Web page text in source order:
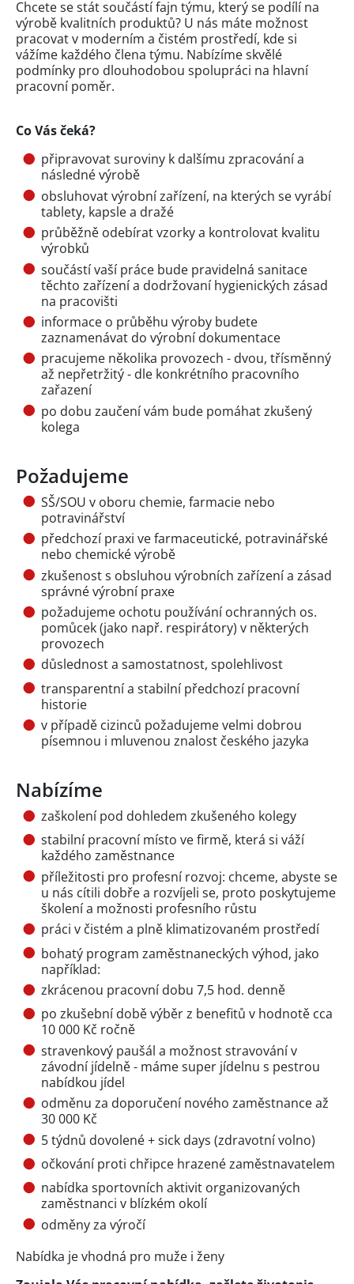
Chcete se stát součástí fajn týmu, který se podílí na
výrobě kvalitních produktů? U nás máte možnost
pracovat v moderním a čistém prostředí, kde si
vážíme každého člena týmu. Nabízíme skvělé
podmínky pro dlouhodobou spolupráci na hlavní
pracovní poměr.
Co Vás čeká?
připravovat suroviny k dalšímu zpracování a
následné výrobě
obsluhovat výrobní zařízení, na kterých se vyrábí
tablety, kapsle a dražé
průběžně odebírat vzorky a kontrolovat kvalitu
výrobků
součástí vaší práce bude pravidelná sanitace
těchto zařízení a dodržovaní hygienických zásad
na pracovišti
informace o průběhu výroby budete
zaznamenávat do výrobní dokumentace
pracujeme několika provozech - dvou, třísměnný
až nepřetržitý - dle konkrétního pracovního
zařazení
po dobu zaučení vám bude pomáhat zkušený
kolega
Požadujeme
SŠ/SOU v oboru chemie, farmacie nebo
potravinářství
předchozí praxi ve farmaceutické, potravinářské
nebo chemické výrobě
zkušenost s obsluhou výrobních zařízení a zásad
správné výrobní praxe
požadujeme ochotu používání ochranných os.
pomůcek (jako např. respirátory) v některých
provozech
důslednost a samostatnost, spolehlivost
transparentní a stabilní předchozí pracovní
historie
v případě cizinců požadujeme velmi dobrou
písemnou i mluvenou znalost českého jazyka
Nabízíme
zaškolení pod dohledem zkušeného kolegy
stabilní pracovní místo ve firmě, která si váží
každého zaměstnance
příležitosti pro profesní rozvoj: chceme, abyste se
u nás cítili dobře a rozvíjeli se, proto poskytujeme
školení a možnosti profesního růstu
práci v čistém a plně klimatizovaném prostředí
bohatý program zaměstnaneckých výhod, jako
například:
zkrácenou pracovní dobu 7,5 hod. denně
po zkušební době výběr z benefitů v hodnotě cca
10 000 Kč ročně
stravenkový paušál a možnost stravování v
závodní jídelně - máme super jídelnu s pestrou
nabídkou jídel
odměnu za doporučení nového zaměstnance až
30 000 Kč
5 týdnů dovolené + sick days (zdravotní volno)
očkování proti chřipce hrazené zaměstnavatelem
nabídka sportovních aktivit organizovaných
zaměstnanci v blízkém okolí
odměny za výročí
Nabídka je vhodná pro muže i ženy